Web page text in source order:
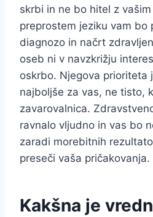
skrbi in ne bo hitel z
preprostem jeziku vam bo
diagnozo in načrt
oseb ni v navzkrižju
oskrbo. Njegova prioriteta
najboljše za vas, ne tisto,
zavarovalnica.
ravnalo vljudno in vas bo
zaradi morebitnih
preseči vaša pričakovanja.
Kakšna je